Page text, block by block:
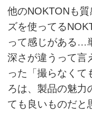
他のNOKTONも
ズを使ってる
って感じがある…
深さが違うって言
った「撮らなくて
ろは、製品の魅力
ても良いものだと